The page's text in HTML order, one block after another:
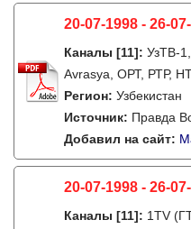
20-07-1998 - 26-
Каналы [11]: УзТВ-
Avrasya, ОРТ, РТР,
Регион: Узбекистан
Источник: Правда
Добавил на сайт:
20-07-1998 - 26-
Каналы [11]: 1TV